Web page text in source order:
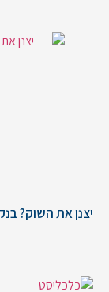
יצנן את השוק?